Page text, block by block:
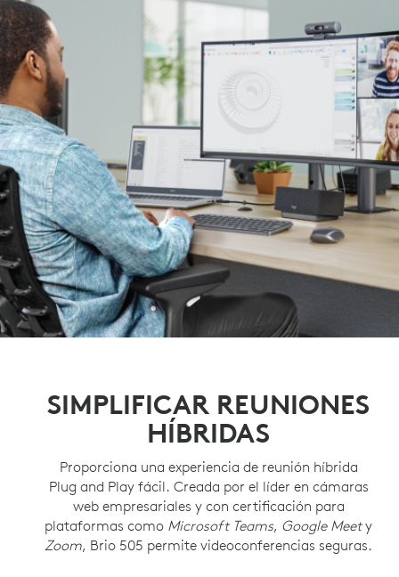
SIMPLIFICAR REUNIONES
HÍBRIDAS
Proporciona una experiencia de reunión híbrida
Plug and Play fácil. Creada por el líder en cámaras
web empresariales y con certificación para
plataformas como Microsoft Teams, Google Meety
Zoom, Brio 505 permite videoconferencias seguras.